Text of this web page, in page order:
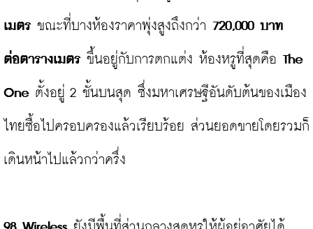
เมตร ขณะที่บางห้องราคาพุ่งสูงถึงกว่า 720,000 บาท
ต่อตารางเมตร ขึ้นอยู่กับการตกแต่ง ห้องหรูที่สุดคือ The
One ตั้งอยู่ 2 ชั้นบนสุด ซึ่งมหาเศรษฐีอันดับต้นของเมือง
ไทยซื้อไปครอบครองแล้วเรียบร้อย ส่วนยอดขายโดยรวมก็
เดินหน้าไปแล้วกว่าครึ่ง